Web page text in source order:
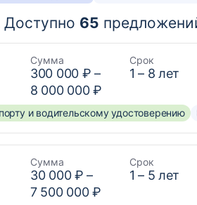
Доступно 65
Сумма
300 000 ₽ –
8 000 000 ₽
Срок
1 – 8 лет
и водительскому удостоверению
Сумма
30 000 ₽ –
7 500 000 ₽
Срок
1 – 5 лет